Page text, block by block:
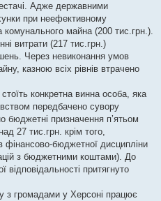
Адже державними
при неефективному
комунального майна (200 тис.грн.).
витрати (217 тис.грн.)
Через невиконання умов
казною всіх рівнів втрачено
конкретна винна особа, яка
передбачено сувору
бюджетні призначення п’ятьом
27 тис.грн. крім того,
фінансово-бюджетної дисципліни
з бюджетними коштами). До
відповідальності притягнуто
з громадами у Херсоні працює